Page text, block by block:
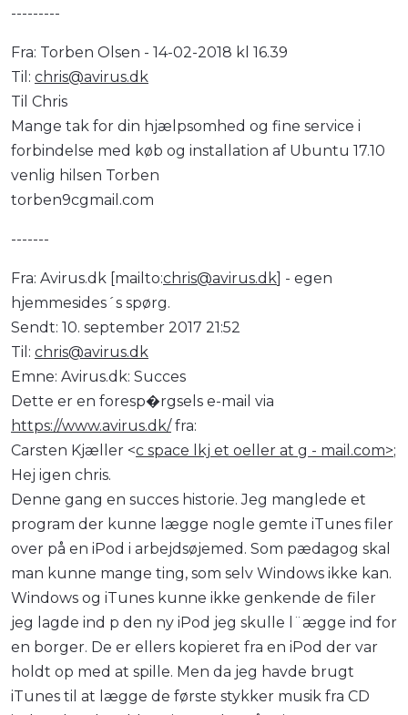
---------
Fra: Torben Olsen - 14-02-2018 kl 16.39
Til: chris@avirus.dk
Til Chris
Mange tak for din hjælpsomhed og fine service i
forbindelse med køb og installation af Ubuntu 17.10
venlig hilsen Torben
torben9cgmail.com
-------
Fra: Avirus.dk [mailto:chris@avirus.dk] - egen
hjemmesides´s spørg.
Sendt: 10. september 2017 21:52
Til: chris@avirus.dk
Emne: Avirus.dk: Succes
Dette er en foresp�rgsels e-mail via
https://www.avirus.dk/fra:
Carsten Kjæller <c space lkj et oeller at g - mail.com>;
Hej igen chris.
Denne gang en succes historie. Jeg manglede et
program der kunne lægge nogle gemte iTunes filer
over på en iPod i arbejdsøjemed. Som pædagog skal
man kunne mange ting, som selv Windows ikke kan.
Windows og iTunes kunne ikke genkende de filer
jeg lagde ind p den ny iPod jeg skulle l¨ægge ind for
en borger. De er ellers kopieret fra en iPod der var
holdt op med at spille. Men da jeg havde brugt
iTunes til at lægge de første stykker musik fra CD